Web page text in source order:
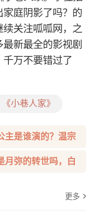
庭阴影了吗？的
关注呱呱网，之
新最全的影视剧
万不要错过了
《小巷人家》
主是谁演的？温宗
系？
月弥的转世吗，白
更多